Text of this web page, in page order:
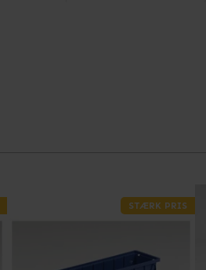
STÆRK PRIS